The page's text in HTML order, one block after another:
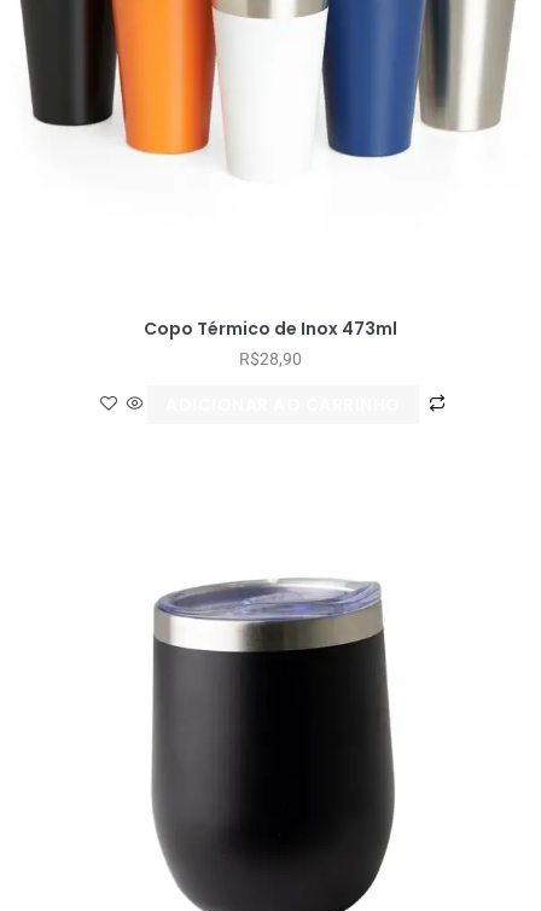
Copo Térmico de Inox 473ml
R$28,90